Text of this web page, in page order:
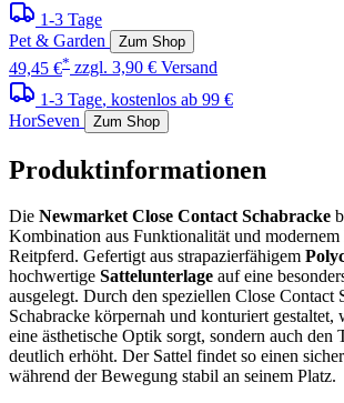
1-3 Tage
Pet & Garden
Zum Shop
49,45 €* zzgl. 3,90 € Versand
1-3 Tage, kostenlos ab 99 €
HorSeven
Zum Shop
Produktinformationen
Die Newmarket Close Contact Schabracke
Kombination aus Funktionalität und
Reitpferd. Gefertigt aus strapazierfähigem
hochwertige Sattelunterlage auf eine
ausgelegt. Durch den speziellen Close Contact
Schabracke körpernah und konturiert gestaltet,
eine ästhetische Optik sorgt, sondern auch den
deutlich erhöht. Der Sattel findet so einen
während der Bewegung stabil an seinem Platz.